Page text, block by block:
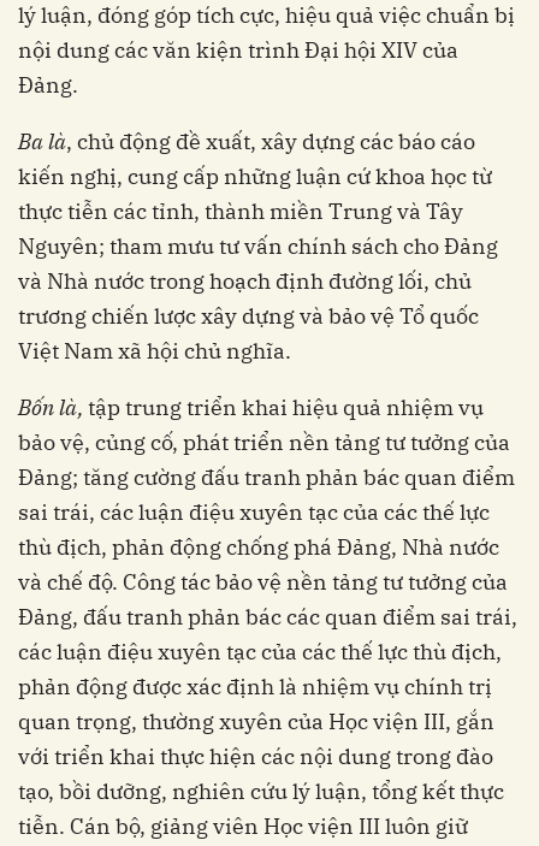
lý luận, đóng góp tích cực, hiệu quả việc chuẩn bị
nội dung các văn kiện trình Đại hội XIV của
Đảng.
Ba là, chủ động đề xuất, xây dựng các báo cáo
kiến nghị, cung cấp những luận cứ khoa học từ
thực tiễn các tỉnh, thành miền Trung và Tây
Nguyên; tham mưu tư vấn chính sách cho Đảng
và Nhà nước trong hoạch định đường lối, chủ
trương chiến lược xây dựng và bảo vệ Tổ quốc
Việt Nam xã hội chủ nghĩa.
Bốn là, tập trung triển khai hiệu quả nhiệm vụ
bảo vệ, củng cố, phát triển nền tảng tư tưởng của
Đảng; tăng cường đấu tranh phản bác quan điểm
sai trái, các luận điệu xuyên tạc của các thế lực
thù địch, phản động chống phá Đảng, Nhà nước
và chế độ. Công tác bảo vệ nền tảng tư tưởng của
Đảng, đấu tranh phản bác các quan điểm sai trái,
các luận điệu xuyên tạc của các thế lực thù địch,
phản động được xác định là nhiệm vụ chính trị
quan trọng, thường xuyên của Học viện III, gắn
với triển khai thực hiện các nội dung trong đào
tạo, bồi dưỡng, nghiên cứu lý luận, tổng kết thực
tiễn. Cán bộ, giảng viên Học viện III luôn giữ